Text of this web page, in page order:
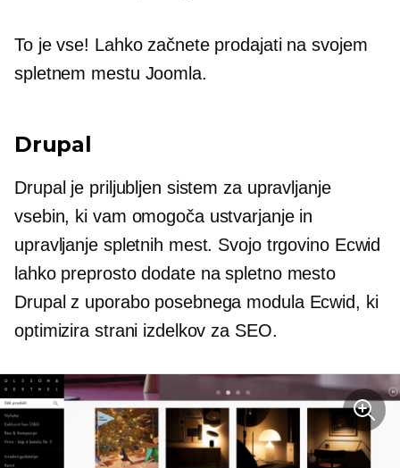
To je vse! Lahko začnete prodajati na svojem
spletnem mestu Joomla.
Drupal
Drupal je priljubljen sistem za upravljanje
vsebin, ki vam omogoča ustvarjanje in
upravljanje spletnih mest. Svojo trgovino Ecwid
lahko preprosto dodate na spletno mesto
Drupal z uporabo posebnega modula Ecwid, ki
optimizira strani izdelkov za SEO.